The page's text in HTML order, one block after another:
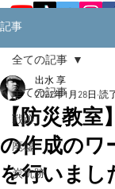
記事
全ての記事
戦跡
廃墟
炭坑跡
全ての記事
【防災教
の作成のワ
を行いまし
出水 享
2022年1月28日 読